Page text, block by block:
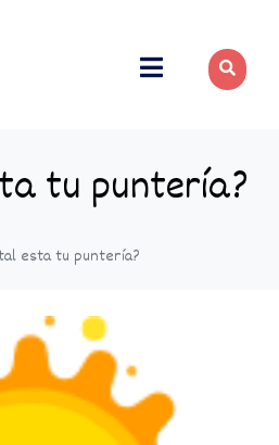
tu puntería?
esta tu puntería?